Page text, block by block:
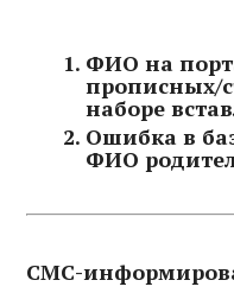
ФИО на
прописных/
наборе
Ошибка в
ФИО
СМС-